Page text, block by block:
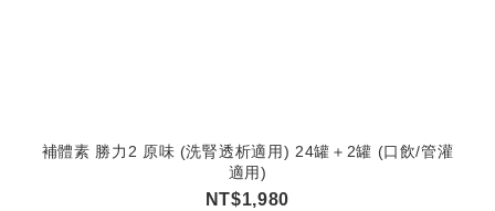
補體素 勝力2 原味 (洗腎透析適用) 24罐＋2罐 (口飲/管灌
適用)
NT$1,980